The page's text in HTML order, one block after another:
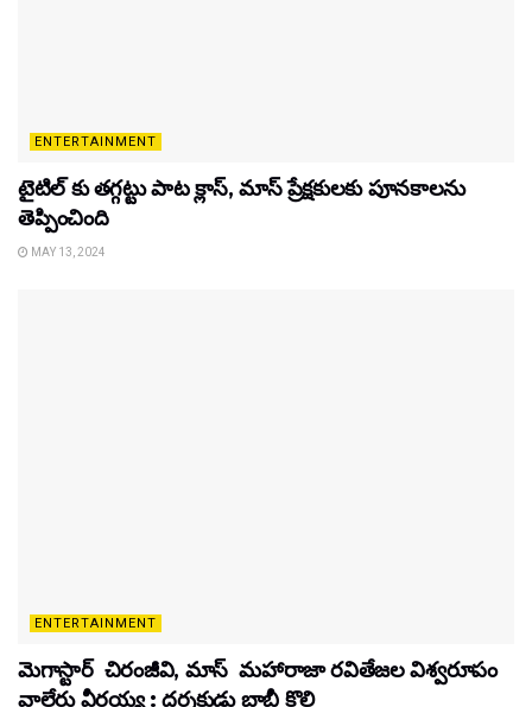
ENTERTAINMENT
టైటిల్‌ కు తగ్గట్టు పాట క్లాస్, మాస్ ప్రేక్షకులకు పూనకాలను
తెప్పించింది
MAY 13, 2024
ENTERTAINMENT
మెగాస్టార్ చిరంజీవి, మాస్ మహారాజా రవితేజల విశ్వరూపం
వాల్తేరు వీరయ్య : దర్శకుడు బాబీ కొల్లి